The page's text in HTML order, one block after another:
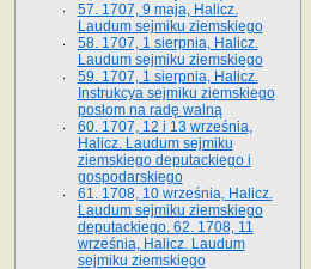
57. 1707, 9 maja, Halicz.
Laudum sejmiku ziemskiego
58. 1707, 1 sierpnia, Halicz.
Laudum sejmiku ziemskiego
59. 1707, 1 sierpnia, Halicz.
Instrukcya sejmiku ziemskiego
posłom na radę walną
60. 1707, 12 i 13 września,
Halicz. Laudum sejmiku
ziemskiego deputackiego i
gospodarskiego
61. 1708, 10 września, Halicz.
Laudum sejmiku ziemskiego
deputackiego. 62. 1708, 11
września, Halicz. Laudum
sejmiku ziemskiego